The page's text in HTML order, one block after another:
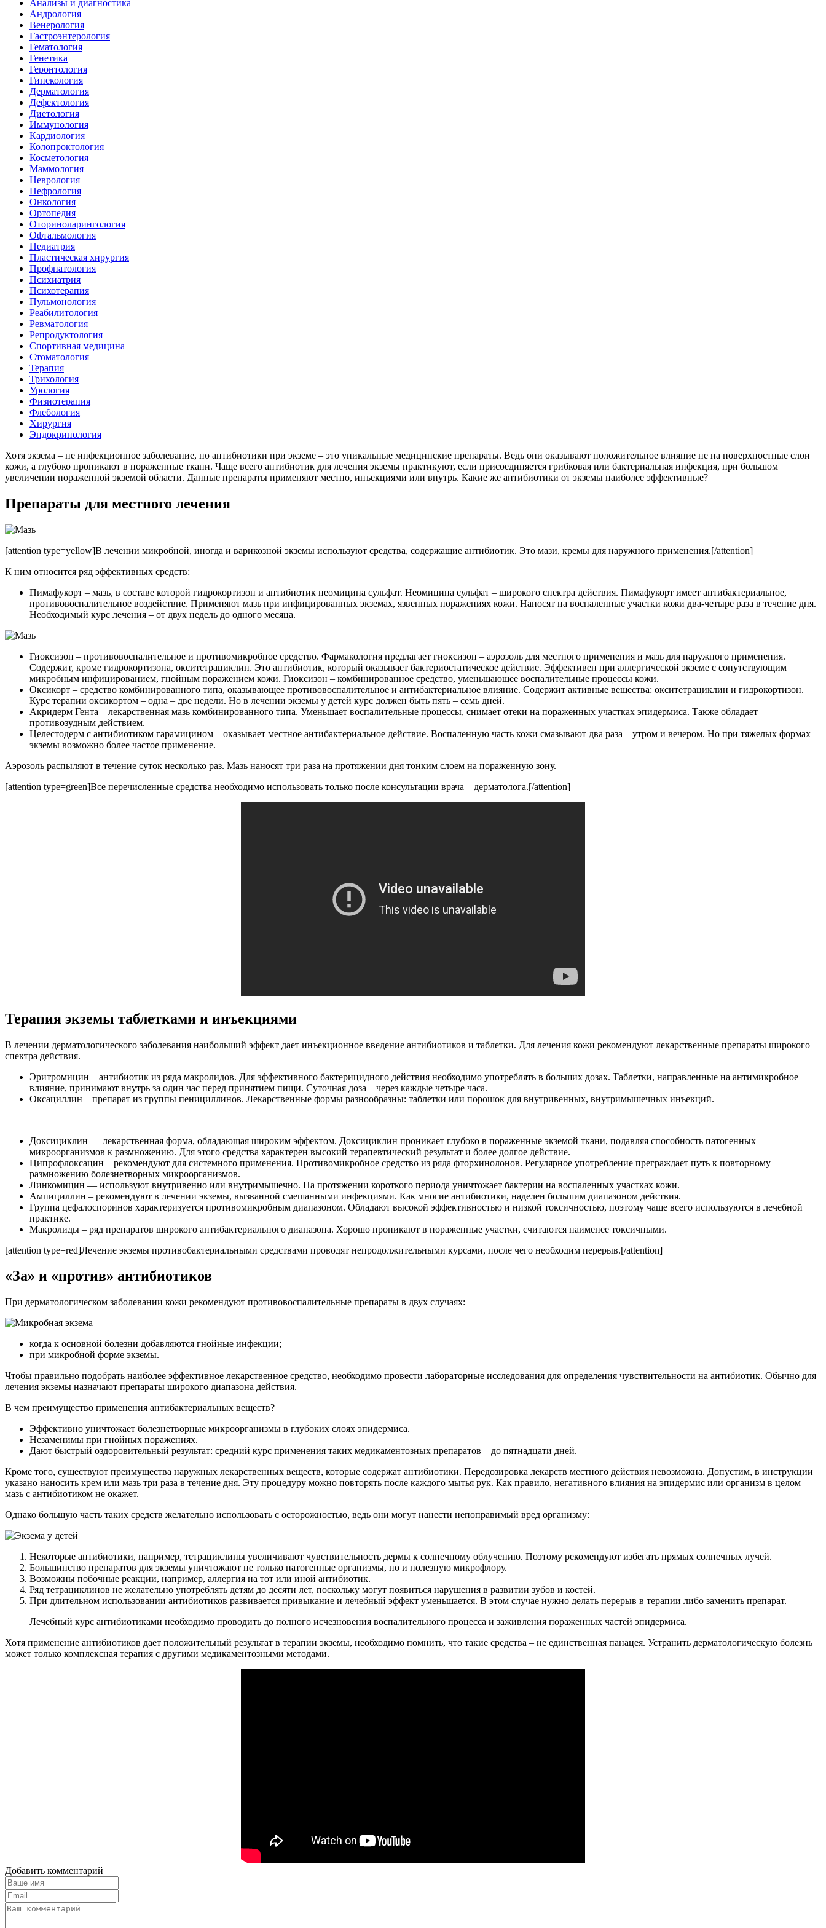
Анализы и диагностика
Андрология
Венерология
Гастроэнтерология
Гематология
Генетика
Геронтология
Гинекология
Дерматология
Дефектология
Диетология
Иммунология
Кардиология
Колопроктология
Косметология
Маммология
Неврология
Нефрология
Онкология
Ортопедия
Оториноларингология
Офтальмология
Педиатрия
Пластическая хирургия
Профпатология
Психиатрия
Психотерапия
Пульмонология
Реабилитология
Ревматология
Репродуктология
Спортивная медицина
Стоматология
Терапия
Трихология
Урология
Физиотерапия
Флебология
Хирургия
Эндокринология
Хотя экзема – не инфекционное заболевание, но антибиотики при экземе – это уникальные медицинские препараты. Ведь они оказывают положительное влияние не на поверхностные слои
кожи, а глубоко проникают в пораженные ткани. Чаще всего антибиотик для лечения экземы практикуют, если присоединяется грибковая или бактериальная инфекция, при большом
увеличении пораженной экземой области. Данные препараты применяют местно, инъекциями или внутрь. Какие же антибиотики от экземы наиболее эффективные?
Препараты для местного лечения
[attention type=yellow]В лечении микробной, иногда и варикозной экземы используют средства, содержащие антибиотик. Это мази, кремы для наружного применения.[/attention]
К ним относится ряд эффективных средств:
Пимафукорт – мазь, в составе которой гидрокортизон и антибиотик неомицина сульфат. Неомицина сульфат – широкого спектра действия. Пимафукорт имеет антибактериальное,
противовоспалительное воздействие. Применяют мазь при инфицированных экземах, язвенных поражениях кожи. Наносят на воспаленные участки кожи два-четыре раза в течение дня.
Необходимый курс лечения – от двух недель до одного месяца.
Гиоксизон – противовоспалительное и противомикробное средство. Фармакология предлагает гиоксизон – аэрозоль для местного применения и мазь для наружного применения.
Содержит, кроме гидрокортизона, окситетрациклин. Это антибиотик, который оказывает бактериостатическое действие. Эффективен при аллергической экземе с сопутствующим
микробным инфицированием, гнойным поражением кожи. Гиоксизон – комбинированное средство, уменьшающее воспалительные процессы кожи.
Оксикорт – средство комбинированного типа, оказывающее противовоспалительное и антибактериальное влияние. Содержит активные вещества: окситетрациклин и гидрокортизон.
Курс терапии оксикортом – одна – две недели. Но в лечении экземы у детей курс должен быть пять – семь дней.
Акридерм Гента – лекарственная мазь комбинированного типа. Уменьшает воспалительные процессы, снимает отеки на пораженных участках эпидермиса. Также обладает
противозудным действием.
Целестодерм с антибиотиком гарамицином – оказывает местное антибактериальное действие. Воспаленную часть кожи смазывают два раза – утром и вечером. Но при тяжелых формах
экземы возможно более частое применение.
Аэрозоль распыляют в течение суток несколько раз. Мазь наносят три раза на протяжении дня тонким слоем на пораженную зону.
[attention type=green]Все перечисленные средства необходимо использовать только после консультации врача – дерматолога.[/attention]
Терапия экземы таблетками и инъекциями
В лечении дерматологического заболевания наибольший эффект дает инъекционное введение антибиотиков и таблетки. Для лечения кожи рекомендуют лекарственные препараты широкого
спектра действия.
Эритромицин – антибиотик из ряда макролидов. Для эффективного бактерицидного действия необходимо употреблять в больших дозах. Таблетки, направленные на антимикробное
влияние, принимают внутрь за один час перед принятием пищи. Суточная доза – через каждые четыре часа.
Оксациллин – препарат из группы пенициллинов. Лекарственные формы разнообразны: таблетки или порошок для внутривенных, внутримышечных инъекций.
Доксициклин — лекарственная форма, обладающая широким эффектом. Доксициклин проникает глубоко в пораженные экземой ткани, подавляя способность патогенных
микроорганизмов к размножению. Для этого средства характерен высокий терапевтический результат и более долгое действие.
Ципрофлоксацин – рекомендуют для системного применения. Противомикробное средство из ряда фторхинолонов. Регулярное употребление преграждает путь к повторному
размножению болезнетворных микроорганизмов.
Линкомицин — используют внутривенно или внутримышечно. На протяжении короткого периода уничтожает бактерии на воспаленных участках кожи.
Ампициллин – рекомендуют в лечении экземы, вызванной смешанными инфекциями. Как многие антибиотики, наделен большим диапазоном действия.
Группа цефалоспоринов характеризуется противомикробным диапазоном. Обладают высокой эффективностью и низкой токсичностью, поэтому чаще всего используются в лечебной
практике.
Макролиды – ряд препаратов широкого антибактериального диапазона. Хорошо проникают в пораженные участки, считаются наименее токсичными.
[attention type=red]Лечение экземы противобактериальными средствами проводят непродолжительными курсами, после чего необходим перерыв.[/attention]
«За» и «против» антибиотиков
При дерматологическом заболевании кожи рекомендуют противовоспалительные препараты в двух случаях:
когда к основной болезни добавляются гнойные инфекции;
при микробной форме экземы.
Чтобы правильно подобрать наиболее эффективное лекарственное средство, необходимо провести лабораторные исследования для определения чувствительности на антибиотик. Обычно для
лечения экземы назначают препараты широкого диапазона действия.
В чем преимущество применения антибактериальных веществ?
Эффективно уничтожает болезнетворные микроорганизмы в глубоких слоях эпидермиса.
Незаменимы при гнойных поражениях.
Дают быстрый оздоровительный результат: средний курс применения таких медикаментозных препаратов – до пятнадцати дней.
Кроме того, существуют преимущества наружных лекарственных веществ, которые содержат антибиотики. Передозировка лекарств местного действия невозможна. Допустим, в инструкции
указано наносить крем или мазь три раза в течение дня. Эту процедуру можно повторять после каждого мытья рук. Как правило, негативного влияния на эпидермис или организм в целом
мазь с антибиотиком не окажет.
Однако большую часть таких средств желательно использовать с осторожностью, ведь они могут нанести непоправимый вред организму:
Некоторые антибиотики, например, тетрациклины увеличивают чувствительность дермы к солнечному облучению. Поэтому рекомендуют избегать прямых солнечных лучей.
Большинство препаратов для экземы уничтожают не только патогенные организмы, но и полезную микрофлору.
Возможны побочные реакции, например, аллергия на тот или иной антибиотик.
Ряд тетрациклинов не желательно употреблять детям до десяти лет, поскольку могут появиться нарушения в развитии зубов и костей.
При длительном использовании антибиотиков развивается привыкание и лечебный эффект уменьшается. В этом случае нужно делать перерыв в терапии либо заменить препарат.
Лечебный курс антибиотиками необходимо проводить до полного исчезновения воспалительного процесса и заживления пораженных частей эпидермиса.
Хотя применение антибиотиков дает положительный результат в терапии экземы, необходимо помнить, что такие средства – не единственная панацея. Устранить дерматологическую болезнь
может только комплексная терапия с другими медикаментозными методами.
Добавить комментарий